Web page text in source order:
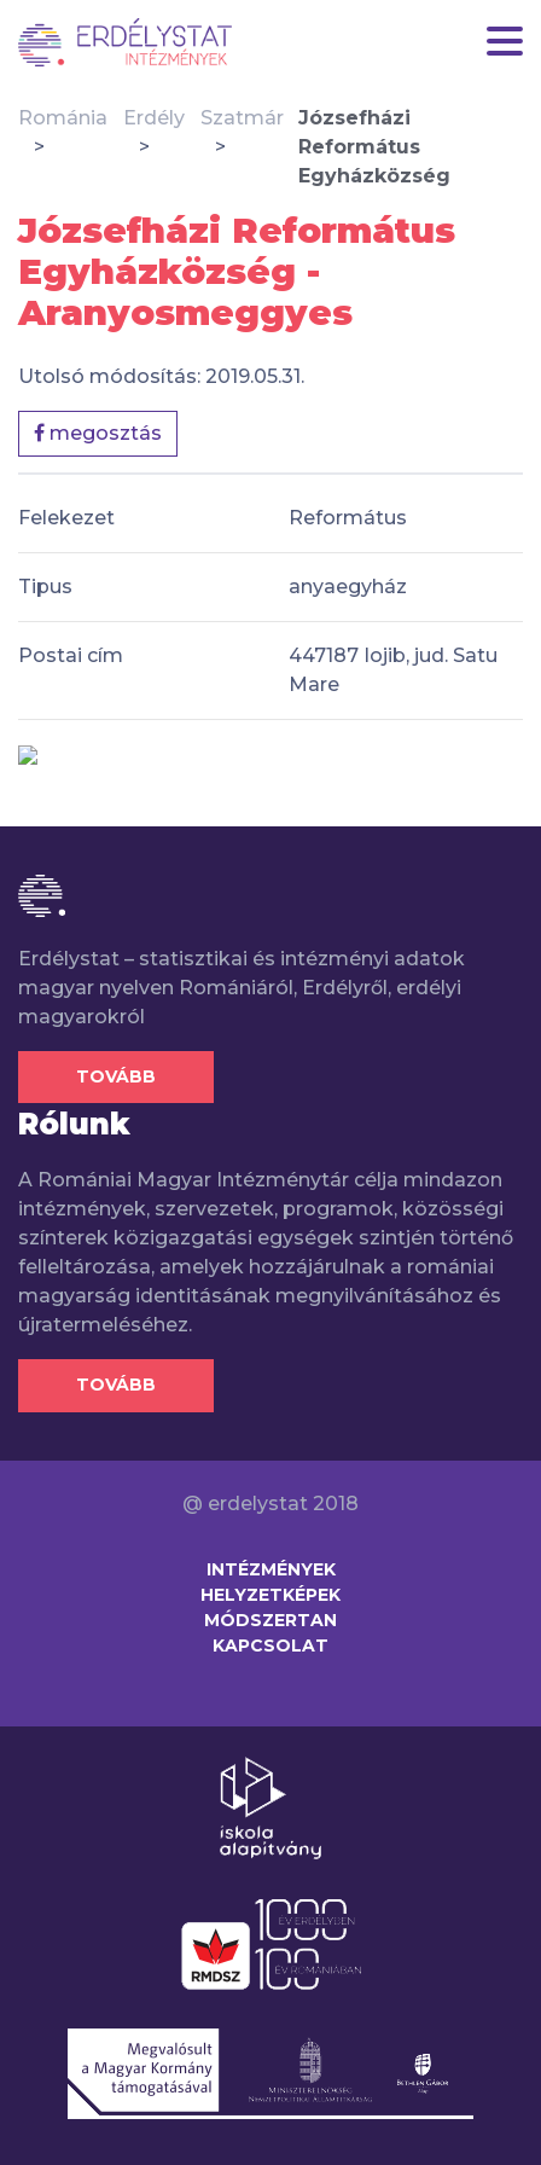
Románia Erdély Szatmár
Józsefházi
Református
Egyházközség
Józsefházi Református
Egyházközség -
Aranyosmeggyes
Utolsó módosítás: 2019.05.31.
megosztás
Felekezet Református
Tipus anyaegyház
Postai cím
447187 Iojib, jud. Satu
Mare
Erdélystat – statisztikai és intézményi adatok
magyar nyelven Romániáról, Erdélyről, erdélyi
magyarokról
TOVÁBB
Rólunk
A Romániai Magyar Intézménytár célja mindazon
intézmények, szervezetek, programok, közösségi
színterek közigazgatási egységek szintjén történő
felleltározása, amelyek hozzájárulnak a romániai
magyarság identitásának megnyilvánításához és
újratermeléséhez.
TOVÁBB
@ erdelystat 2018
INTÉZMÉNYEK
HELYZETKÉPEK
MÓDSZERTAN
KAPCSOLAT